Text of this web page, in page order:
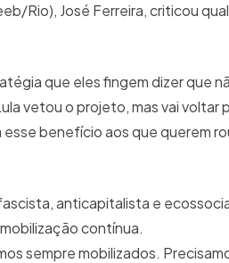
Rio), José Ferreira, criticou
que eles fingem dizer que
vetou o projeto, mas vai voltar
benefício aos que querem
anticapitalista e
contínua.
sempre mobilizados.